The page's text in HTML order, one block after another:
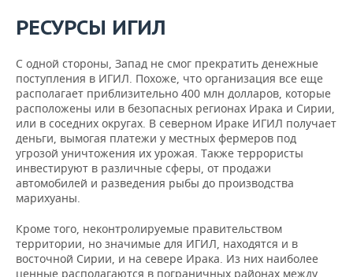
РЕСУРСЫ ИГИЛ
С одной стороны, Запад не смог прекратить денежные
поступления в ИГИЛ. Похоже, что организация все еще
располагает приблизительно 400 млн долларов, которые
расположены или в безопасных регионах Ирака и Сирии,
или в соседних округах. В северном Ираке ИГИЛ получает
деньги, вымогая платежи у местных фермеров под
угрозой уничтожения их урожая. Также террористы
инвестируют в различные сферы, от продажи
автомобилей и разведения рыбы до производства
марихуаны.
Кроме того, неконтролируемые правительством
территории, но значимые для ИГИЛ, находятся и в
восточной Сирии, и на севере Ирака. Из них наиболее
ценные располагаются в пограничных районах между